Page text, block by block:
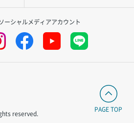
ーシャルメディアアカウント
reserved.
PAGE TOP